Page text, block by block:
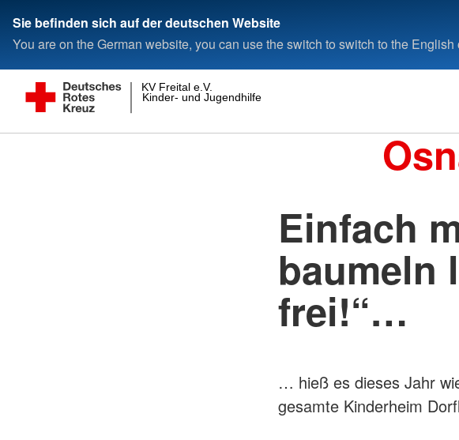
Sie befinden sich auf der deutschen Website
You are on the German website, you can use the switch to switch to the English
Kinder- und Jugendhilfe gGmbH
KV Freital e.V.
Einfach
baumeln
frei!“…
… hieß es dieses Jahr
gesamte Kinderheim